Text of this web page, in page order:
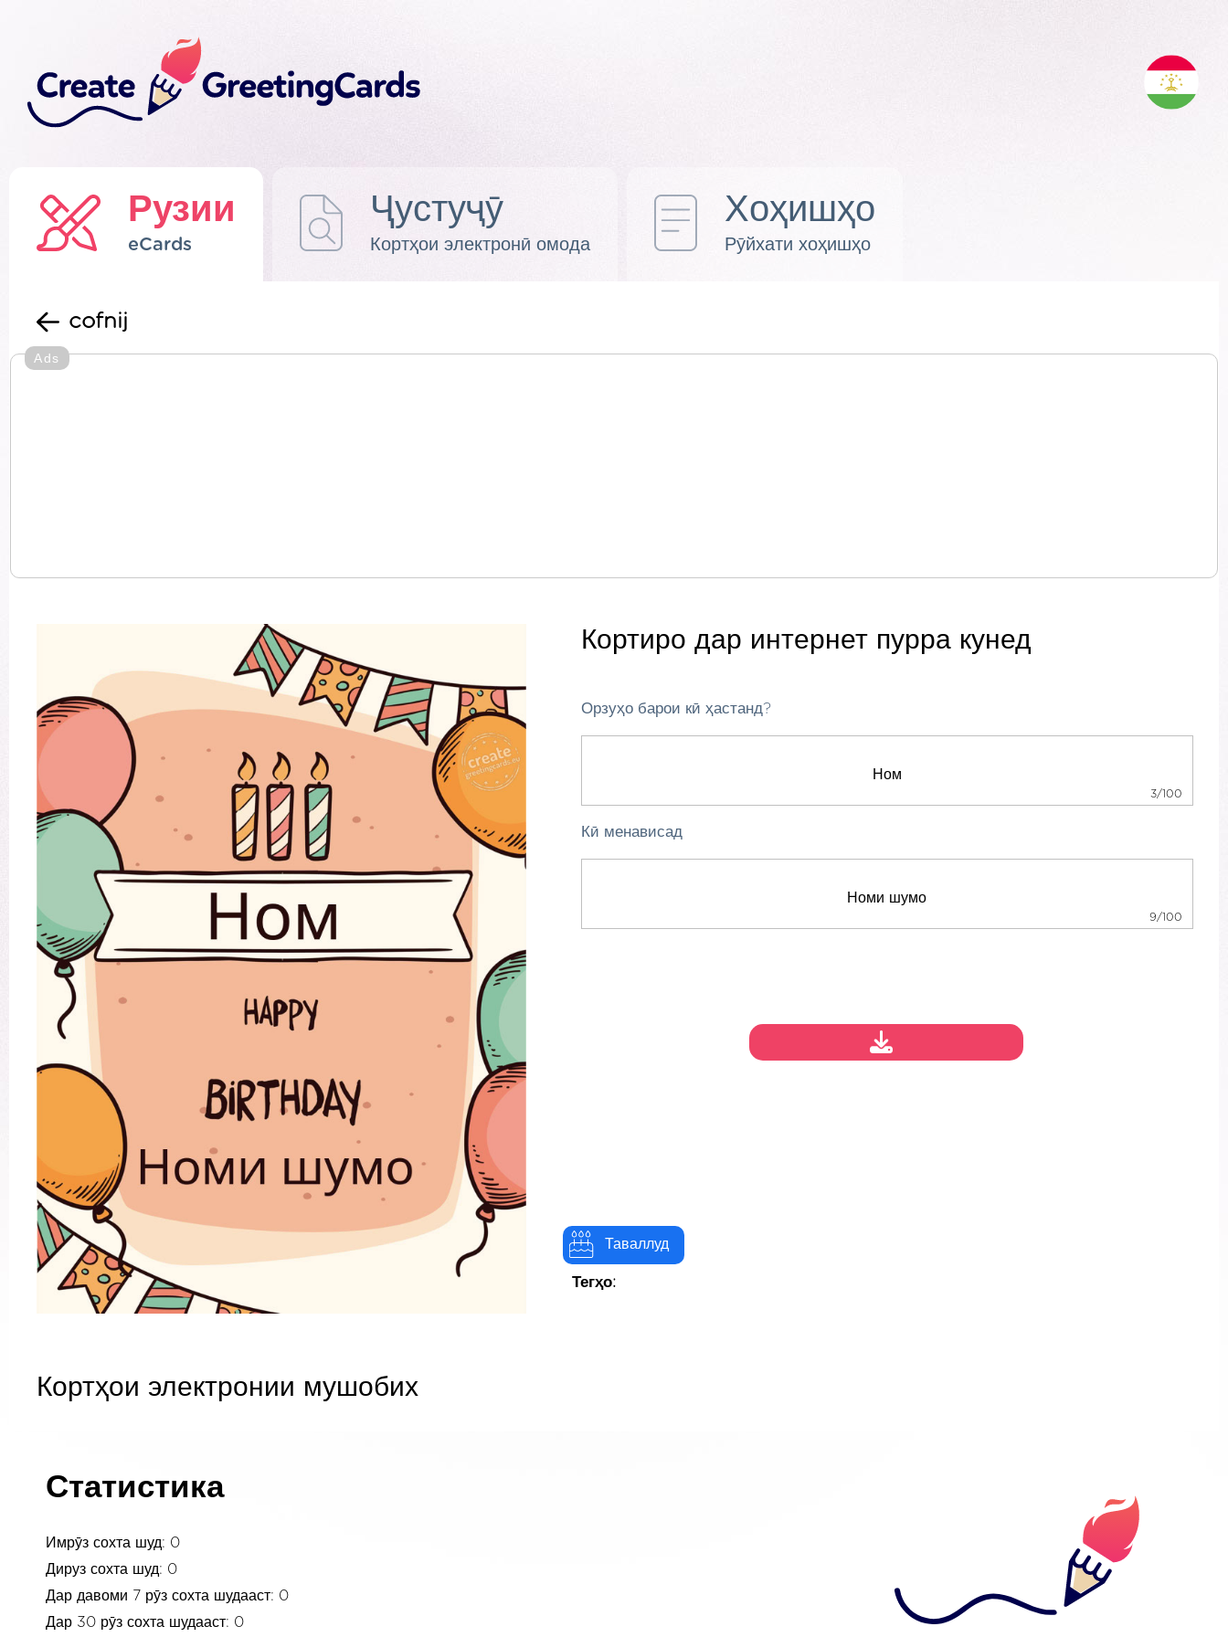
Рузии
eCards
Ҷустуҷӯ
Кортҳои электронӣ омода
Хоҳишҳо
Рӯйхати хоҳишҳо
cofnij
Ads
Кортиро дар интернет пурра кунед
Орзуҳо барои кӣ ҳастанд?
3/100
Кӣ менависад
9/100
Таваллуд
Тегҳо:
Кортҳои электронии мушобих
Статистика
Имрӯз сохта шуд: 0
Дируз сохта шуд: 0
Дар давоми 7 рӯз сохта шудааст: 0
Дар 30 рӯз сохта шудааст: 0